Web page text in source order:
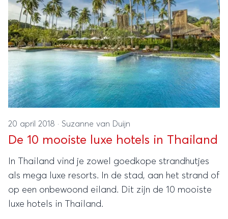
20 april 2018 · Suzanne van Duijn
De 10 mooiste luxe hotels in Thailand
In Thailand vind je zowel goedkope strandhutjes
als mega luxe resorts. In de stad, aan het strand of
op een onbewoond eiland. Dit zijn de 10 mooiste
luxe hotels in Thailand.